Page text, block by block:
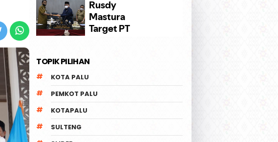
TOPIK PILIHAN
KOTA PALU
PEMKOT PALU
KOTAPALU
SULTENG